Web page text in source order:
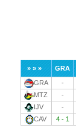
» » » GRA
GRA
-
MTZ
-
IJV
-
CAV
4 - 1